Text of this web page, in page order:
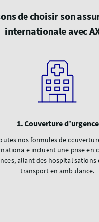
de choisir son
internationale avec
1. Couverture d’urgence
nos formules de
incluent une prise en
allant des hospitalisations
transport en ambulance.